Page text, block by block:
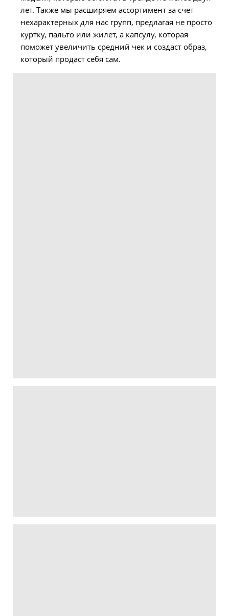
лет. Также мы расширяем ассортимент за счет
нехарактерных для нас групп, предлагая не просто
куртку, пальто или жилет, а капсулу, которая
поможет увеличить средний чек и создаст образ,
который продаст себя сам.